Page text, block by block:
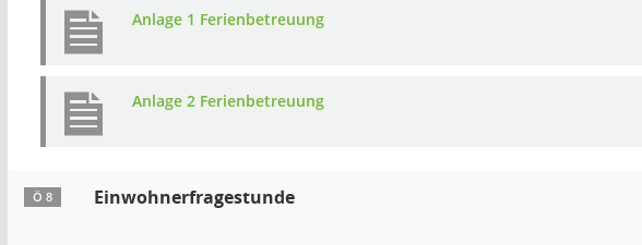
Anlage 1 Ferienbetreuung
Anlage 2 Ferienbetreuung
Ö 8 Einwohnerfragestunde